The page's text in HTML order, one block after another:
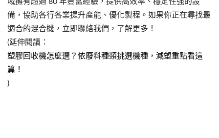
備，協助各行各業提升產能、優化製程。如果你正在尋找最
適合的混合機，立即聯絡我們，了解更多！
(延伸閱讀：
塑膠回收機怎麼選？依廢料種類挑選機種，減塑重點看這
篇！
)